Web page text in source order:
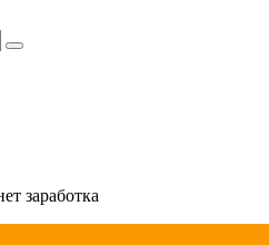
заработка